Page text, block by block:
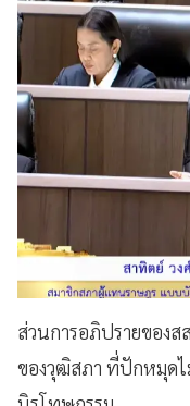
ส่วนการอภิปรายของ
ของวุฒิสภา ที่ปักหมุดไ